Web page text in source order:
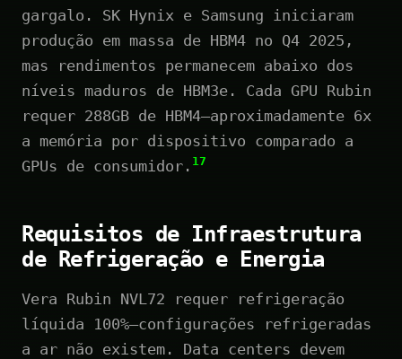
gargalo. SK Hynix e Samsung iniciaram
produção em massa de HBM4 no Q4 2025,
mas rendimentos permanecem abaixo dos
níveis maduros de HBM3e. Cada GPU Rubin
requer 288GB de HBM4—aproximadamente 6x
a memória por dispositivo comparado a
GPUs de consumidor. 17
Requisitos de Infraestrutura
de Refrigeração e Energia
Vera Rubin NVL72 requer refrigeração
líquida 100%—configurações refrigeradas
a ar não existem. Data centers devem